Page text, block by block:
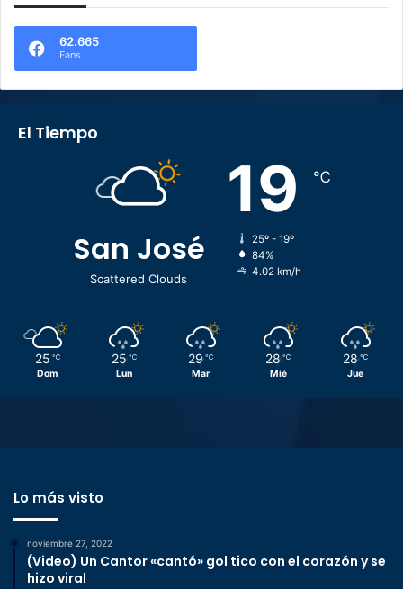
62.665
Fans
El Tiempo
San José
Scattered Clouds
19 ℃
25º - 19º
84%
4.02 km/h
25 ℃
Dom
25 ℃
Lun
29 ℃
Mar
28 ℃
Mié
28 ℃
Jue
Lo más visto
noviembre 27, 2022
(Video) Un Cantor «cantó» gol tico con el corazón y se
hizo viral